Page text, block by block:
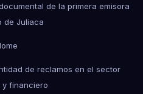
de la primera emisora
de Juliaca
de reclamos en el sector
y financiero